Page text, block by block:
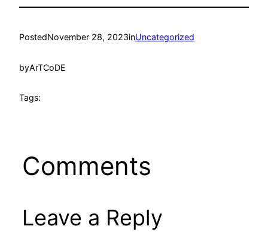
PostedNovember 28, 2023inUncategorized
byArTCoDE
Tags:
Comments
Leave a Reply